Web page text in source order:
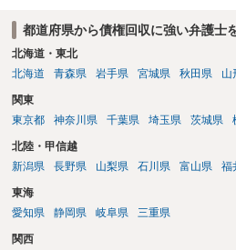
えば、当該チケットが座席指定である場
隣り合わせになることは避けたいという
ところです。一方、チケットがエリア指
あったり特別席であったりすれば、判断
ん。当該チケットがチケット転売防止法
該当し、券面上使用者が指定されている
法的には「当事者の合理的意思」がどこ
必要になると思われます。なかなか難し
ても回答は異なるかもしれません。
都道府県から債権回収に強い弁護士
北海道・東北
北海道
青森県 岩手県 宮城県 秋田県 山
関東
東京都
神奈川県 千葉県 埼玉県 茨城県
北陸・甲信越
新潟県
長野県 山梨県 石川県 富山県 福
東海
愛知県
静岡県 岐阜県 三重県
関西